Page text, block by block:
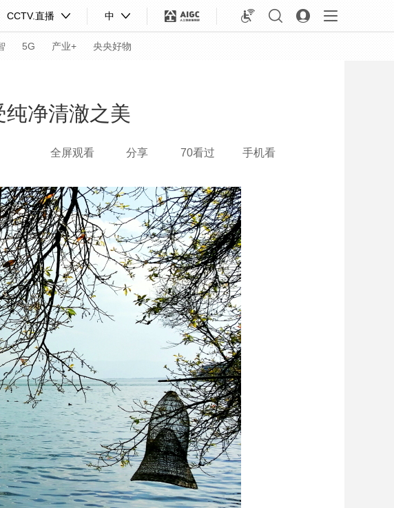
CCTV.直播 中
5G 产业+ 央央好物
球 网球 综合体育 亚冬会
乐龄 阅读 汽车 数智 5G
攻略 海洋 才艺 网展 央央好物
净清澈之美
全屏观看 分享 70看过 手机看